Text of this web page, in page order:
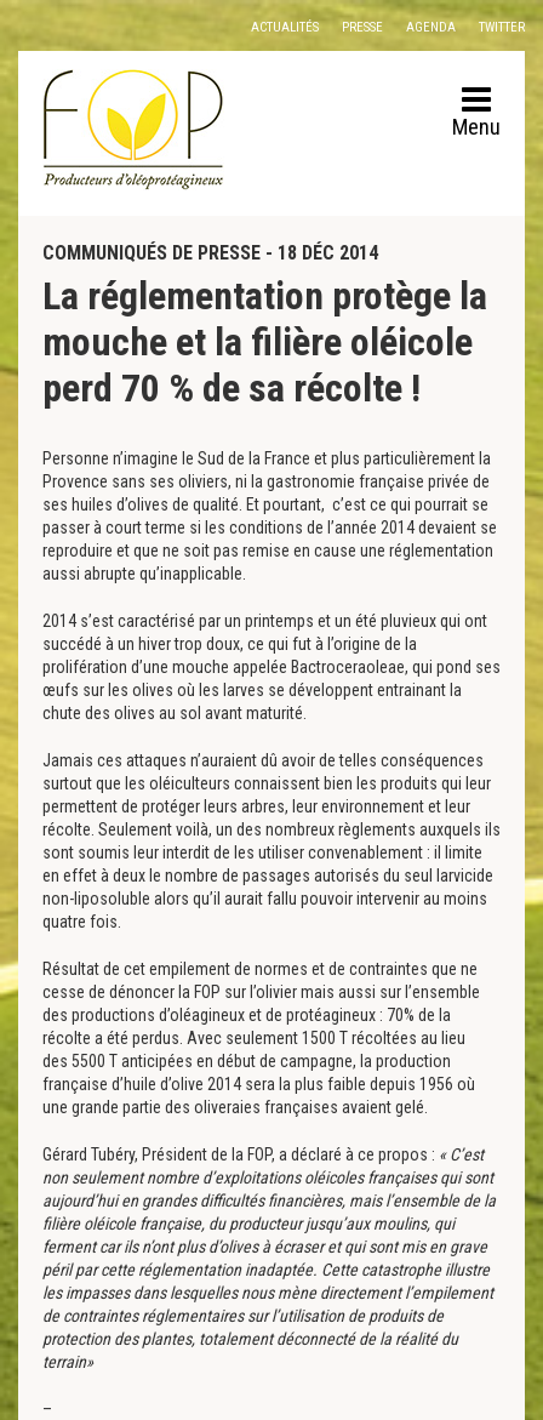
Panneau de gestion des cookies
ACTUALITÉS PRESSE AGENDA TWITTER
Menu
COMMUNIQUÉS DE PRESSE - 18 DÉC 2014
La réglementation protège la
mouche et la filière oléicole
perd 70 % de sa récolte !
Personne n’imagine le Sud de la France et plus particulièrement la
Provence sans ses oliviers, ni la gastronomie française privée de
ses huiles d’olives de qualité. Et pourtant, c’est ce qui pourrait se
passer à court terme si les conditions de l’année 2014 devaient se
reproduire et que ne soit pas remise en cause une réglementation
aussi abrupte qu’inapplicable.
2014 s’est caractérisé par un printemps et un été pluvieux qui ont
succédé à un hiver trop doux, ce qui fut à l’origine de la
prolifération d’une mouche appelée Bactroceraoleae, qui pond ses
œufs sur les olives où les larves se développent entrainant la
chute des olives au sol avant maturité.
Jamais ces attaques n’auraient dû avoir de telles conséquences
surtout que les oléiculteurs connaissent bien les produits qui leur
permettent de protéger leurs arbres, leur environnement et leur
récolte. Seulement voilà, un des nombreux règlements auxquels ils
sont soumis leur interdit de les utiliser convenablement : il limite
en effet à deux le nombre de passages autorisés du seul larvicide
non-liposoluble alors qu’il aurait fallu pouvoir intervenir au moins
quatre fois.
Résultat de cet empilement de normes et de contraintes que ne
cesse de dénoncer la FOP sur l’olivier mais aussi sur l’ensemble
des productions d’oléagineux et de protéagineux : 70% de la
récolte a été perdus. Avec seulement 1500 T récoltées au lieu
des 5500 T anticipées en début de campagne, la production
française d’huile d’olive 2014 sera la plus faible depuis 1956 où
une grande partie des oliveraies françaises avaient gelé.
Gérard Tubéry, Président de la FOP, a déclaré à ce propos : « C’est
non seulement nombre d’exploitations oléicoles françaises qui sont
aujourd’hui en grandes difficultés financières, mais l’ensemble de la
filière oléicole française, du producteur jusqu’aux moulins, qui
ferment car ils n’ont plus d’olives à écraser et qui sont mis en grave
péril par cette réglementation inadaptée. Cette catastrophe illustre
les impasses dans lesquelles nous mène directement l’empilement
de contraintes réglementaires sur l’utilisation de produits de
protection des plantes, totalement déconnecté de la réalité du
terrain»
–